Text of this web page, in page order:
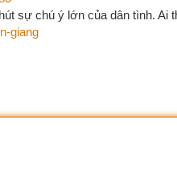
sự chú ý lớn của dân tình. Ai
giang